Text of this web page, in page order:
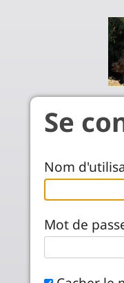
Se
Nom
Mot de